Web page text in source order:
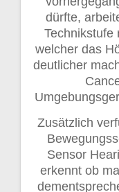
dürfte,
Technikstufe
welcher das
deutlicher
Zusätzlich
Sensor
erkennt ob